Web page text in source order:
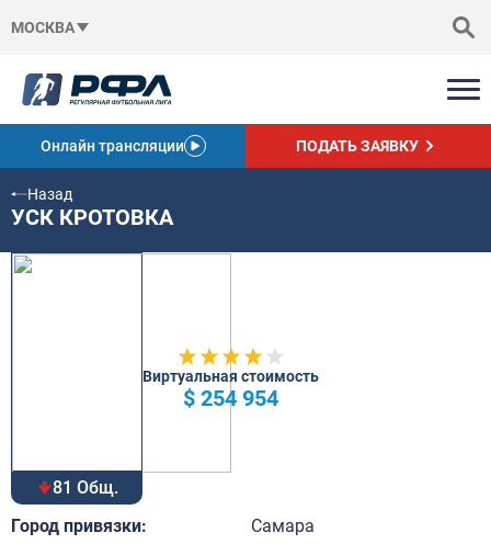
МОСКВА
Онлайн трансляции ПОДАТЬ ЗАЯВКУ
Назад
УСК КРОТОВКА
81 Общ.
Виртуальная стоимость
$ 254 954
Город привязки: Самара